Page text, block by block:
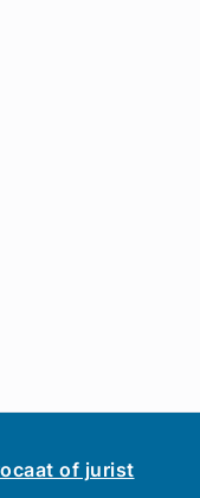
of jurist